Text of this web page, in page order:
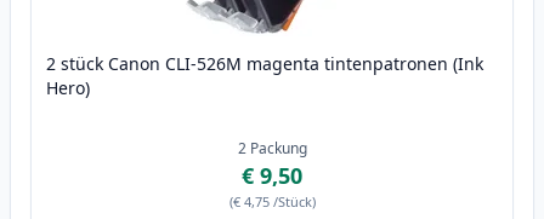
2 stück Canon CLI-526M magenta tintenpatronen (Ink
Hero)
2 Packung
€ 9,50
(€ 4,75 /Stück)